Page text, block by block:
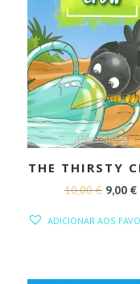
THE THIRSTY
10,00€ O
9,00 €O
ADICIONAR AOS